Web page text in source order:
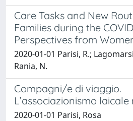
Care Tasks and New
Families during the
Perspectives from
2020-01-01 Parisi, R.;
Rania, N.
Compagni/e di viaggio.
L’associazionismo
2020-01-01 Parisi, Rosa